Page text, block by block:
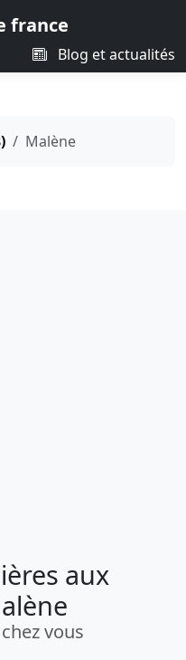
france
Blog et actualités
Malène
aux
vous